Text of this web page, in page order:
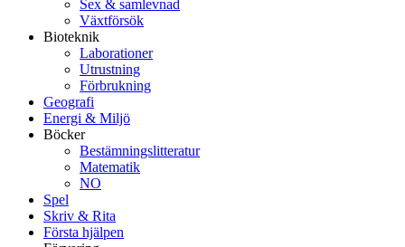
Sex & samlevnad
Växtförsök
Bioteknik
Laborationer
Utrustning
Förbrukning
Geografi
Energi & Miljö
Böcker
Bestämningslitteratur
Matematik
NO
Spel
Skriv & Rita
Första hjälpen